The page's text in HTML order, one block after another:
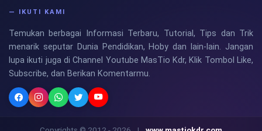
— IKUTI KAMI
Temukan berbagai Informasi Terbaru, Tutorial, Tips dan Trik
menarik seputar Dunia Pendidikan, Hoby dan lain-lain. Jangan
lupa ikuti juga di Channel Youtube MasTio Kdr, Klik Tombol Like,
Subscribe, dan Berikan Komentarmu.